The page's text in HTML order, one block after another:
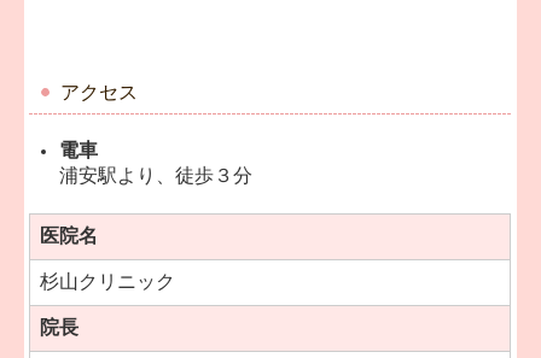
アクセス
電車
浦安駅より、徒歩３分
医院名
杉山クリニック
院長